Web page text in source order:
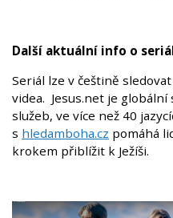
Další aktuální info o
Seriál lze v češtině
videa. Jesus.net je
služeb, ve více než 40
s hledamboha.cz pomáhá
krokem přiblížit k Ježíši.